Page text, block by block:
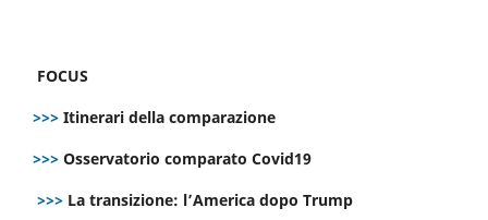
FOCUS
>>> Itinerari della comparazione
>>> Osservatorio comparato Covid19
>>> La transizione: l’America dopo Trump